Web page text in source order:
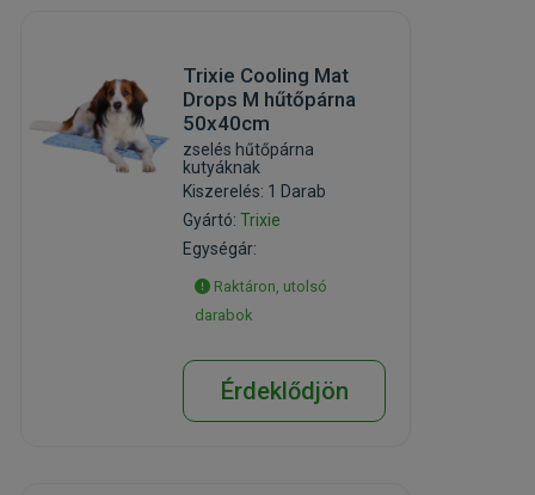
Trixie Cooling Mat
Drops M hűtőpárna
50x40cm
zselés hűtőpárna
kutyáknak
Kiszerelés: 1 Darab
Gyártó:Trixie
Egységár:
Raktáron, utolsó
darabok
Érdeklődjön